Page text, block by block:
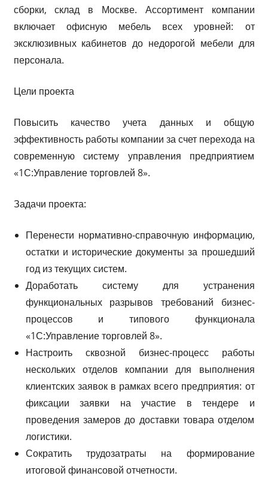
сборки, склад в Москве. Ассортимент компании
включает офисную мебель всех уровней: от
эксклюзивных кабинетов до недорогой мебели для
персонала.
Цели проекта
Повысить качество учета данных и общую
эффективность работы компании за счет перехода на
современную систему управления предприятием
«1С:Управление торговлей 8».
Задачи проекта:
Перенести нормативно-справочную информацию,
остатки и исторические документы за прошедший
год из текущих систем.
Доработать систему для устранения
функциональных разрывов требований бизнес-
процессов и типового функционала
«1С:Управление торговлей 8».
Настроить сквозной бизнес-процесс работы
нескольких отделов компании для выполнения
клиентских заявок в рамках всего предприятия: от
фиксации заявки на участие в тендере и
проведения замеров до доставки товара отделом
логистики.
Сократить трудозатраты на формирование
итоговой финансовой отчетности.